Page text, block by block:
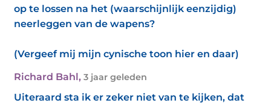
op te lossen na het (waarschijnlijk eenzijdig)
neerleggen van de wapens?
(Vergeef mij mijn cynische toon hier en daar)
Richard Bahl, 3 jaar geleden
Uiteraard sta ik er zeker niet van te kijken, dat